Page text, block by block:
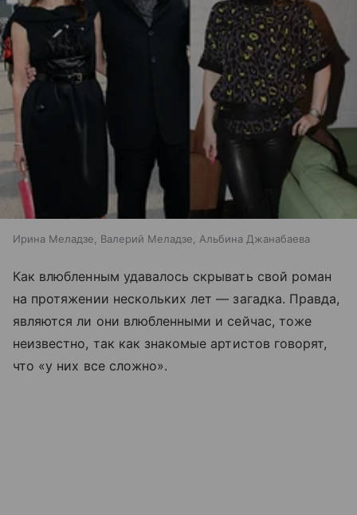
Ирина Меладзе, Валерий Меладзе, Альбина Джанабаева
Как влюбленным удавалось скрывать свой роман
на протяжении нескольких лет — загадка. Правда,
являются ли они влюбленными и сейчас, тоже
неизвестно, так как знакомые артистов говорят,
что «у них все сложно».